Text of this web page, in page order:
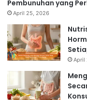
Pembunuhan yang
April 25, 2026
April